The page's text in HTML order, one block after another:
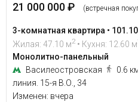
21 000 000 ₽ (встречная
3-комнатная квартира •
Жилая: 47.10 м2 • Кухня: 12.60 м
Монолитно-панельный
Василеостровская
0.6
линия. 15-я В.О., 34
Изменен: вчера